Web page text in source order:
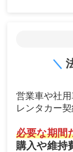
＼
営業車や社
レンタカー
必要な期間
購入や維持